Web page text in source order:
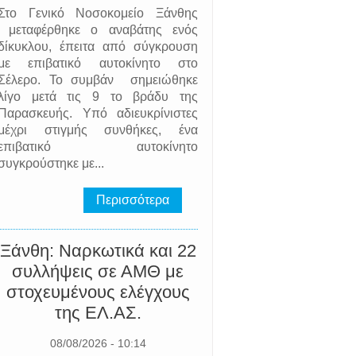
Γενικό Νοσοκομείο Ξάνθης
ο αναβάτης ενός
έπειτα από σύγκρουση
επιβατικό αυτοκίνητο στο
Το συμβάν σημειώθηκε
μετά τις 9 το βράδυ της
Υπό αδιευκρίνιστες
στιγμής συνθήκες, ένα
αυτοκίνητο
με...
Περισσότερα
Ξάνθη: Ναρκωτικά και 22
συλλήψεις σε ΑΜΘ με
στοχευμένους ελέγχους
της EΛ.AΣ.
08/08/2026 - 10:14